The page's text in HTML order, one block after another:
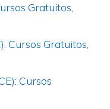
Gratuitos,
Cursos Gratuitos,
Cursos